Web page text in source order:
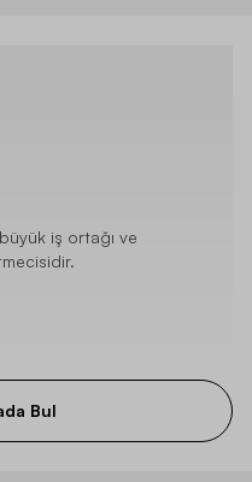
büyük iş ortağı ve
Bul